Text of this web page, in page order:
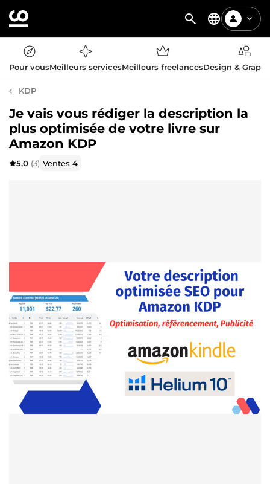
Pour vousMeilleurs servicesMeilleurs freelancesDesign &
KDP
Je vais vous rédiger la description la
plus optimisée de votre livre sur
Amazon KDP
5,0 (3) Ventes4